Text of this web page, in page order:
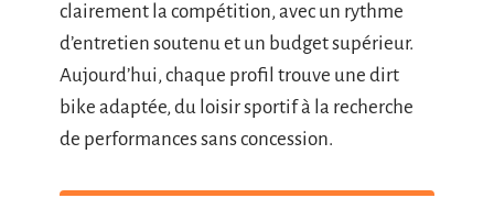
clairement la compétition, avec un rythme
d’entretien soutenu et un budget supérieur.
Aujourd’hui, chaque profil trouve une dirt
bike adaptée, du loisir sportif à la recherche
de performances sans concession.